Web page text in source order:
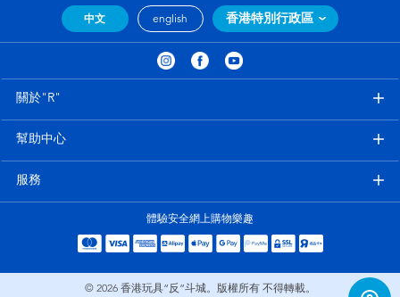
中文 english 香港特別行政區
關於"R"
幫助中心
服務
體驗安全網上購物樂趣
© 2026 香港玩具“反”斗城。版權所有 不得轉載。